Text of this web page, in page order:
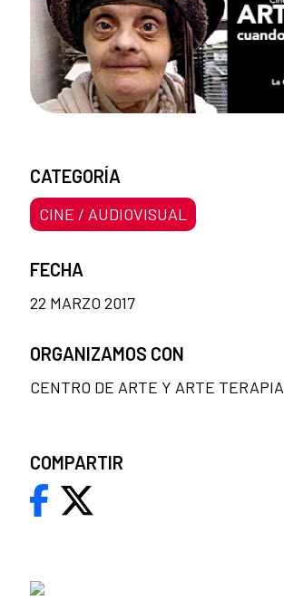
CATEGORÍA
CINE / AUDIOVISUAL
FECHA
22 MARZO 2017
ORGANIZAMOS CON
CENTRO DE ARTE Y ARTE TERAPIA
COMPARTIR